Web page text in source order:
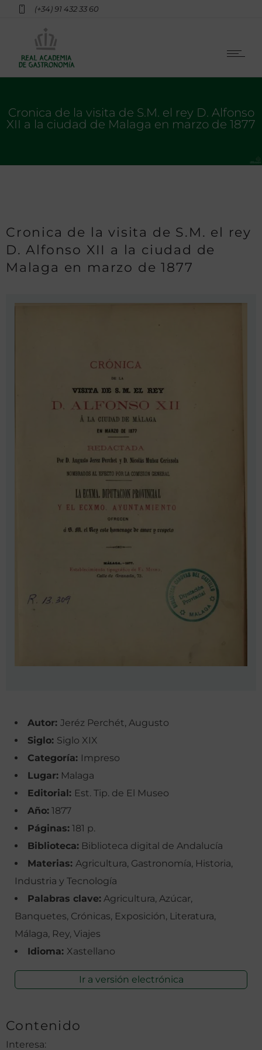
(+34) 91 432 33 60
Cronica de la visita de S.M. el rey D. Alfonso
XII a la ciudad de Malaga en marzo de 1877
Cronica de la visita de S.M. el rey
D. Alfonso XII a la ciudad de
Malaga en marzo de 1877
Autor: Jeréz Perchét, Augusto
Siglo: Siglo XIX
Categoría: Impreso
Lugar: Malaga
Editorial: Est. Tip. de El Museo
Año: 1877
Páginas: 181 p.
Biblioteca: Biblioteca digital de Andalucía
Materias: Agricultura, Gastronomía, Historia,
Industria y Tecnología
Palabras clave: Agricultura, Azúcar,
Banquetes, Crónicas, Exposición, Literatura,
Málaga, Rey, Viajes
Idioma: Xastellano
Ir a versión electrónica
Contenido
Interesa: